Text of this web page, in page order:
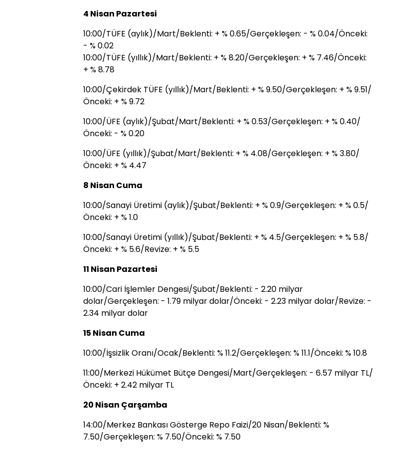
4 Nisan Pazartesi
10:00/TÜFE (aylık)/Mart/Beklenti: + % 0.65/Gerçekleşen: - % 0.04/Önceki:
- % 0.02
10:00/TÜFE (yıllık)/Mart/Beklenti: + % 8.20/Gerçekleşen: + % 7.46/Önceki:
+ % 8.78
10:00/Çekirdek TÜFE (yıllık)/Mart/Beklenti: + % 9.50/Gerçekleşen: + % 9.51/
Önceki: + % 9.72
10:00/ÜFE (aylık)/Şubat/Mart/Beklenti: + % 0.53/Gerçekleşen: + % 0.40/
Önceki: - % 0.20
10:00/ÜFE (yıllık)/Şubat/Mart/Beklenti: + % 4.08/Gerçekleşen: + % 3.80/
Önceki: + % 4.47
8 Nisan Cuma
10:00/Sanayi Üretimi (aylık)/Şubat/Beklenti: + % 0.9/Gerçekleşen: + % 0.5/
Önceki: + % 1.0
10:00/Sanayi Üretimi (yıllık)/Şubat/Beklenti: + % 4.5/Gerçekleşen: + % 5.8/
Önceki: + % 5.6/Revize: + % 5.5
11 Nisan Pazartesi
10:00/Cari İşlemler Dengesi/Şubat/Beklenti: - 2.20 milyar
dolar/Gerçekleşen: - 1.79 milyar dolar/Önceki: - 2.23 milyar dolar/Revize: -
2.34 milyar dolar
15 Nisan Cuma
10:00/İşsizlik Oranı/Ocak/Beklenti: % 11.2/Gerçekleşen: % 11.1/Önceki: % 10.8
11:00/Merkezi Hükümet Bütçe Dengesi/Mart/Gerçekleşen: - 6.57 milyar TL/
Önceki: + 2.42 milyar TL
20 Nisan Çarşamba
14:00/Merkez Bankası Gösterge Repo Faizi/20 Nisan/Beklenti: %
7.50/Gerçekleşen: % 7.50/Önceki: % 7.50